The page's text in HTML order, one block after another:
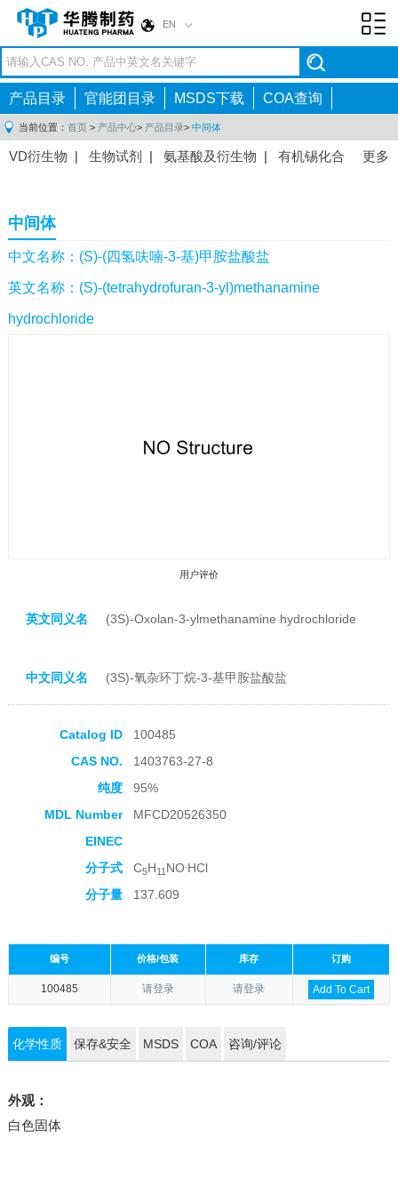
EN
产品目录 官能团目录 MSDS下载 COA查询
当前位置： 首页 > 产品中心> 产品目录> 中间体
更多
VD衍生物 | 生物试剂 | 氨基酸及衍生物 | 有机锡化合
间体|
感染药物中间体
体 |抗精神病药物中间体 |抗炎药物中间体
药中间体|其他原料药中间体|
中间体
中文名称：(S)-(四氢呋喃-3-基)甲胺盐酸盐
英文名称：(S)-(tetrahydrofuran-3-yl)methanamine
hydrochloride
用户评价
收藏产品
英文同义名 (3S)-Oxolan-3-ylmethanamine hydrochloride
中文同义名 (3S)-氧杂环丁烷-3-基甲胺盐酸盐
Catalog ID
100485
CAS NO.
1403763-27-8
纯度
95%
MDL Number
MFCD20526350
EINEC
分子式
C5H11 NO HCl
分子量
137.609
编号 价格/包装 库存 订购
100485 请登录 请登录 Add To Cart
化学性质 保存&安全 MSDS COA 咨询/评论
外观：
白色固体